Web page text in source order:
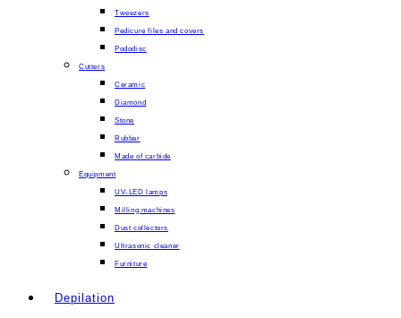
Tweezers
Pedicure files and covers
Pododisc
Cutters
Ceramic
Diamond
Stone
Rubber
Made of carbide
Equipment
UV-LED lamps
Milling machines
Dust collectors
Ultrasonic cleaner
Furniture
Depilation